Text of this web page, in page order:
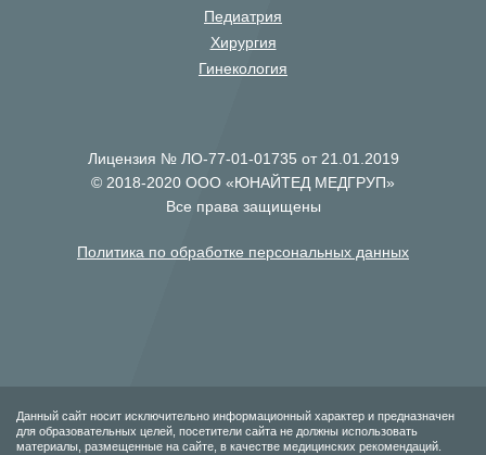
Педиатрия
Хирургия
Гинекология
Лицензия № ЛО-77-01-01735 от 21.01.2019
© 2018-2020 ООО «ЮНАЙТЕД МЕДГРУП»
Все права защищены
Политика по обработке персональных данных
Данный сайт носит исключительно информационный характер и предназначен
для образовательных целей, посетители сайта не должны использовать
материалы, размещенные на сайте, в качестве медицинских рекомендаций.